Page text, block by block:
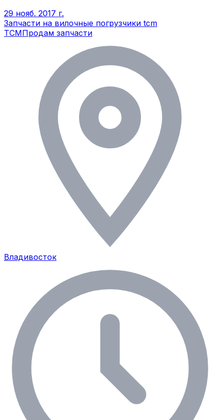
29 нояб. 2017 г.
Запчасти на вилочные погрузчики tcm
TCMПродам запчасти
Владивосток